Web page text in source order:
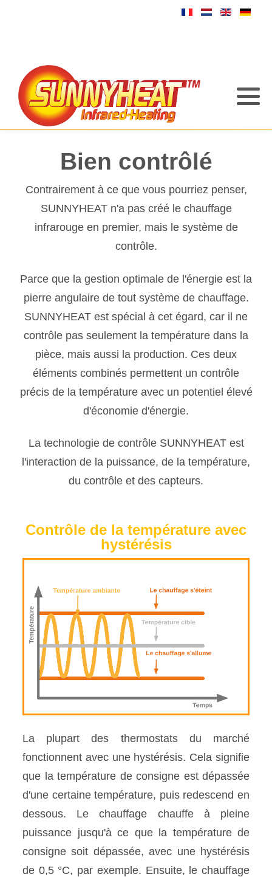
Bien contrôlé
Contrairement à ce que vous pourriez penser,
SUNNYHEAT n'a pas créé le chauffage
infrarouge en premier, mais le système de
contrôle.
Parce que la gestion optimale de l'énergie est la
pierre angulaire de tout système de chauffage.
SUNNYHEAT est spécial à cet égard, car il ne
contrôle pas seulement la température dans la
pièce, mais aussi la production. Ces deux
éléments combinés permettent un contrôle
précis de la température avec un potentiel élevé
d'économie d'énergie.
La technologie de contrôle SUNNYHEAT est
l'interaction de la puissance, de la température,
du contrôle et des capteurs.
Contrôle de la température avec
hystérésis
La plupart des thermostats du marché
fonctionnent avec une hystérésis. Cela signifie
que la température de consigne est dépassée
d'une certaine température, puis redescend en
dessous. Le chauffage chauffe à pleine
puissance jusqu'à ce que la température de
consigne soit dépassée, avec une hystérésis
de 0,5 °C, par exemple. Ensuite, le chauffage